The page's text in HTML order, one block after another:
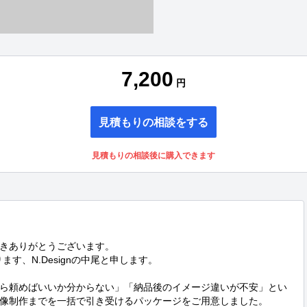
7,200 円
見積もりの相談をする
見積もりの相談後に購入できます
ありがとうございます。
す、N.Designの中尾と申します。
頼めばいいか分からない」「納品後のイメージ違いが不安」とい
制作までを一括で引き受けるパッケージをご用意しました。